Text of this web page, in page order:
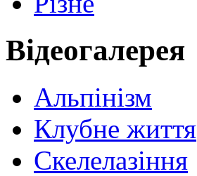
Відеогалерея
Альпінізм
Клубне життя
Скелелазіння